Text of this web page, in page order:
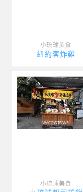
小琉球美食
紐約客炸雞
小琉球美食